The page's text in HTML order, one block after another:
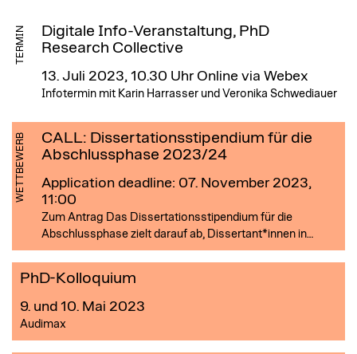
TERMIN
Digitale Info-Veranstaltung, PhD
Research Collective
13. Juli 2023, 10.30 Uhr Online via Webex
Infotermin mit Karin Harrasser und Veronika Schwediauer
WETTBEWERB
CALL: Dissertationsstipendium für die
Abschlussphase 2023/24
Application deadline: 07. November 2023,
11:00
Zum Antrag Das Dissertationsstipendium für die
Abschlussphase zielt darauf ab, Dissertant*innen in…
PhD-Kolloquium
9. und 10. Mai 2023
Audimax